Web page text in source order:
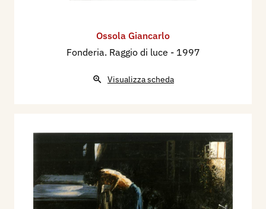
Ossola Giancarlo
Fonderia. Raggio di luce - 1997
Visualizza scheda